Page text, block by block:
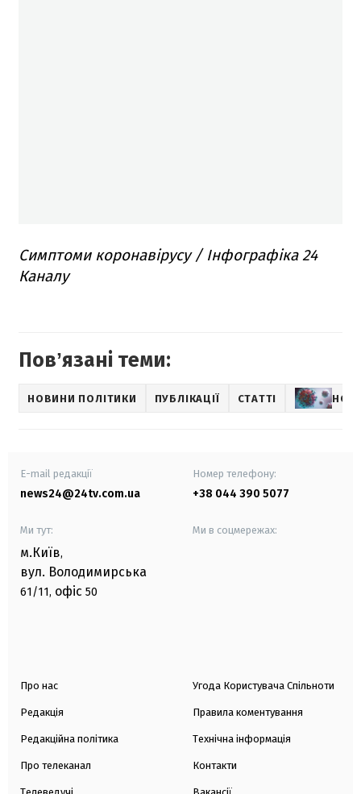
Симптоми коронавірусу / Інфографіка 24
Каналу
Повʼязані теми:
НОВИНИ ПОЛІТИКИ ПУБЛІКАЦІЇ СТАТТІ
E-mail редакції
news24@24tv.com.ua
Номер телефону:
+38 044 390 5077
Ми тут:
м.Київ,
вул. Володимирська
61/11, офіс 50
Ми в соцмережах:
Про нас
Редакція
Редакційна політика
Про телеканал
Угода Користувача Спільноти
Правила коментування
Технічна інформація
Контакти